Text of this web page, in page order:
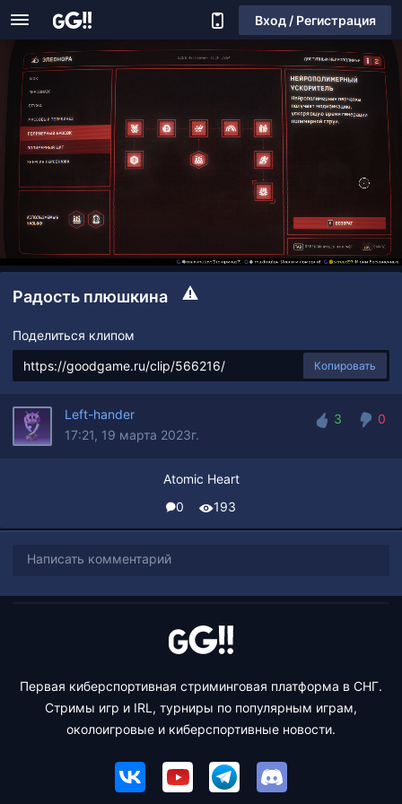
Вход / Регистрация
Радость плюшкина
Поделиться клипом
Копировать
Left-hander
17:21, 19 марта 2023г.
3
0
Atomic Heart
0
193
Написать комментарий
Первая киберспортивная стриминговая платформа в СНГ.
Стримы игр и IRL, турниры по популярным играм,
околоигровые и киберспортивные новости.